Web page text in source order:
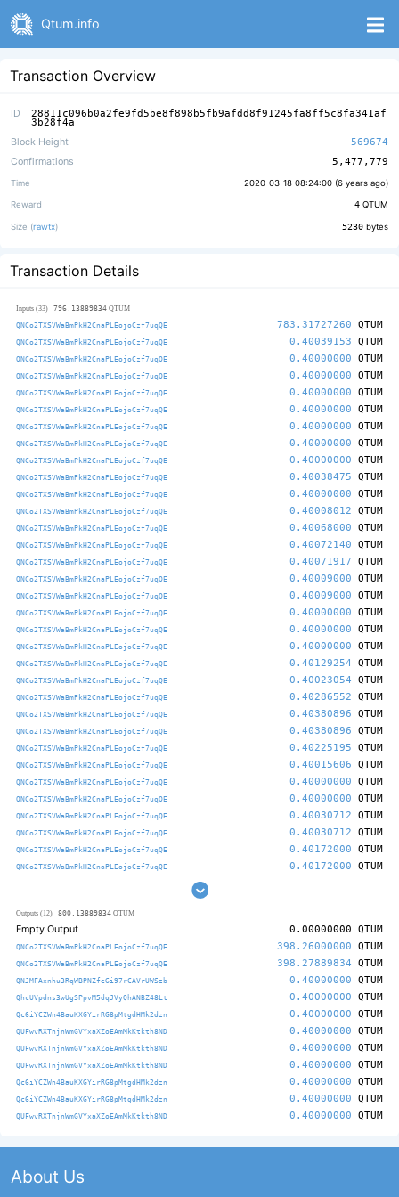
Qtum.info
Transaction Overview
ID 28811c096b0a2fe9fd5be8f898b5fb9afdd8f91245fa8ff5c8fa341af
3b28f4a
Block Height
569674
Confirmations
5,477,779
Time 2020-03-18 08:24:00 (6 years ago)
Reward 4 QTUM
Size (rawtx) 5230 bytes
Transaction Details
Inputs (33) 796.13889834 QTUM
QNCo2TXSVWaBmPkH2CnaPLEojoCzf7uqQE 783.31727260 QTUM
QNCo2TXSVWaBmPkH2CnaPLEojoCzf7uqQE 0.40039153 QTUM
QNCo2TXSVWaBmPkH2CnaPLEojoCzf7uqQE 0.40000000 QTUM
QNCo2TXSVWaBmPkH2CnaPLEojoCzf7uqQE 0.40000000 QTUM
QNCo2TXSVWaBmPkH2CnaPLEojoCzf7uqQE 0.40000000 QTUM
QNCo2TXSVWaBmPkH2CnaPLEojoCzf7uqQE 0.40000000 QTUM
QNCo2TXSVWaBmPkH2CnaPLEojoCzf7uqQE 0.40000000 QTUM
QNCo2TXSVWaBmPkH2CnaPLEojoCzf7uqQE 0.40000000 QTUM
QNCo2TXSVWaBmPkH2CnaPLEojoCzf7uqQE 0.40000000 QTUM
QNCo2TXSVWaBmPkH2CnaPLEojoCzf7uqQE 0.40038475 QTUM
QNCo2TXSVWaBmPkH2CnaPLEojoCzf7uqQE 0.40000000 QTUM
QNCo2TXSVWaBmPkH2CnaPLEojoCzf7uqQE 0.40008012 QTUM
QNCo2TXSVWaBmPkH2CnaPLEojoCzf7uqQE 0.40068000 QTUM
QNCo2TXSVWaBmPkH2CnaPLEojoCzf7uqQE 0.40072140 QTUM
QNCo2TXSVWaBmPkH2CnaPLEojoCzf7uqQE 0.40071917 QTUM
QNCo2TXSVWaBmPkH2CnaPLEojoCzf7uqQE 0.40009000 QTUM
QNCo2TXSVWaBmPkH2CnaPLEojoCzf7uqQE 0.40009000 QTUM
QNCo2TXSVWaBmPkH2CnaPLEojoCzf7uqQE 0.40000000 QTUM
QNCo2TXSVWaBmPkH2CnaPLEojoCzf7uqQE 0.40000000 QTUM
QNCo2TXSVWaBmPkH2CnaPLEojoCzf7uqQE 0.40000000 QTUM
QNCo2TXSVWaBmPkH2CnaPLEojoCzf7uqQE 0.40129254 QTUM
QNCo2TXSVWaBmPkH2CnaPLEojoCzf7uqQE 0.40023054 QTUM
QNCo2TXSVWaBmPkH2CnaPLEojoCzf7uqQE 0.40286552 QTUM
QNCo2TXSVWaBmPkH2CnaPLEojoCzf7uqQE 0.40380896 QTUM
QNCo2TXSVWaBmPkH2CnaPLEojoCzf7uqQE 0.40380896 QTUM
QNCo2TXSVWaBmPkH2CnaPLEojoCzf7uqQE 0.40225195 QTUM
QNCo2TXSVWaBmPkH2CnaPLEojoCzf7uqQE 0.40015606 QTUM
QNCo2TXSVWaBmPkH2CnaPLEojoCzf7uqQE 0.40000000 QTUM
QNCo2TXSVWaBmPkH2CnaPLEojoCzf7uqQE 0.40000000 QTUM
QNCo2TXSVWaBmPkH2CnaPLEojoCzf7uqQE 0.40030712 QTUM
QNCo2TXSVWaBmPkH2CnaPLEojoCzf7uqQE 0.40030712 QTUM
QNCo2TXSVWaBmPkH2CnaPLEojoCzf7uqQE 0.40172000 QTUM
QNCo2TXSVWaBmPkH2CnaPLEojoCzf7uqQE 0.40172000 QTUM
Outputs (12) 800.13889834 QTUM
Empty Output 0.00000000 QTUM
QNCo2TXSVWaBmPkH2CnaPLEojoCzf7uqQE 398.26000000 QTUM
QNCo2TXSVWaBmPkH2CnaPLEojoCzf7uqQE 398.27889834 QTUM
QNJMFAxnhu3RqWBPNZfeGi97rCAVrUWSzb 0.40000000 QTUM
QhcUVpdns3wUgSPpvM5dqJVyQhANBZ48Lt 0.40000000 QTUM
Qc6iYCZWn4BauKXGYirRG8pMtgdHMk2dzn 0.40000000 QTUM
QUFwvRXTnjnWmGVYxaXZoEAmMkKtkth8ND 0.40000000 QTUM
QUFwvRXTnjnWmGVYxaXZoEAmMkKtkth8ND 0.40000000 QTUM
QUFwvRXTnjnWmGVYxaXZoEAmMkKtkth8ND 0.40000000 QTUM
Qc6iYCZWn4BauKXGYirRG8pMtgdHMk2dzn 0.40000000 QTUM
Qc6iYCZWn4BauKXGYirRG8pMtgdHMk2dzn 0.40000000 QTUM
QUFwvRXTnjnWmGVYxaXZoEAmMkKtkth8ND 0.40000000 QTUM
About Us